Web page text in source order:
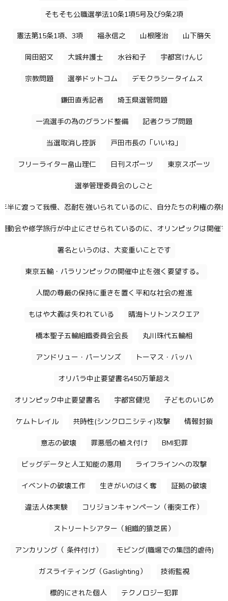
そもそも公職選挙法10条1項5号及び9条2項
憲法第15条1項、3項 福永信之 山根隆治 山下勝矢
岡田昭文 大城弁護士 水谷和子 宇都宮けんじ
宗教問題 選挙ドットコム デモクラシータイムス
鎌田直秀記者 埼玉県選管問題
一流選手の為のグランド整備 記者クラブ問題
当選取消し控訴 戸田市長の「いいね」
フリーライター畠山理仁 日刊スポーツ 東京スポーツ
選挙管理委員会のしごと
半に渡って我慢、忍耐を強いられているのに、自分たちの利権の祭
動会や修学旅行が中止にさせられているのに、オリンピックは開催
署名というのは、大変重いことです
東京五輪・パラリンピックの開催中止を強く要望する。
人間の尊厳の保持に重きを置く平和な社会の推進
もはや大義は失われている 晴海トリトンスクエア
橋本聖子五輪組織委員会会長 丸川珠代五輪相
アンドリュー・パーソンズ トーマス・バッハ
オリパラ中止要望書名450万筆超え
オリンピック中止要望書名 宇都宮健児 子どものいじめ
ケムトレイル 共時性(シンクロニシティ)攻撃 情報封鎖
意志の破壊 罪悪感の植え付け BMI犯罪
ビッグデータと人工知能の悪用 ライフラインへの攻撃
イベントの破壊工作 生きがいのはく奪 証拠の破壊
違法人体実験 コリジョンキャンペーン（衝突工作）
ストリートシアター（組織的猿芝居）
アンカリング（ 条件付け） モビング(職場での集団的虐待)
ガスライティング（Gaslighting） 技術監視
標的にされた個人 テクノロジー犯罪